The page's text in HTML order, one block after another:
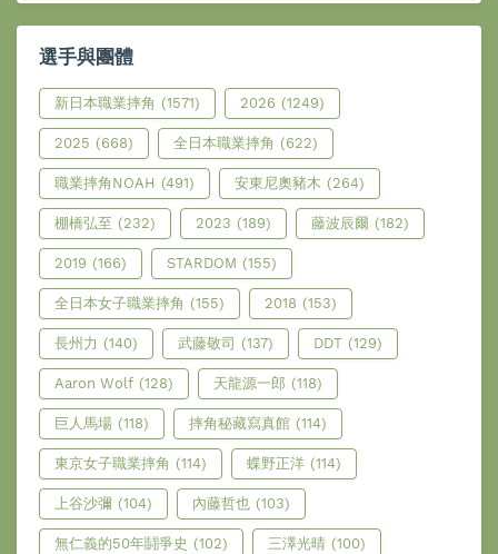
選手與團體
新日本職業摔角 (1571) 2026 (1249)
2025 (668) 全日本職業摔角 (622)
職業摔角NOAH (491) 安東尼奧豬木 (264)
棚橋弘至 (232) 2023 (189) 藤波辰爾 (182)
2019 (166) STARDOM (155)
全日本女子職業摔角 (155) 2018 (153)
長州力 (140) 武藤敬司 (137) DDT (129)
Aaron Wolf (128) 天龍源一郎 (118)
巨人馬場 (118) 摔角秘藏寫真館 (114)
東京女子職業摔角 (114) 蝶野正洋 (114)
上谷沙彌 (104) 內藤哲也 (103)
無仁義的50年鬪爭史 (102) 三澤光晴 (100)